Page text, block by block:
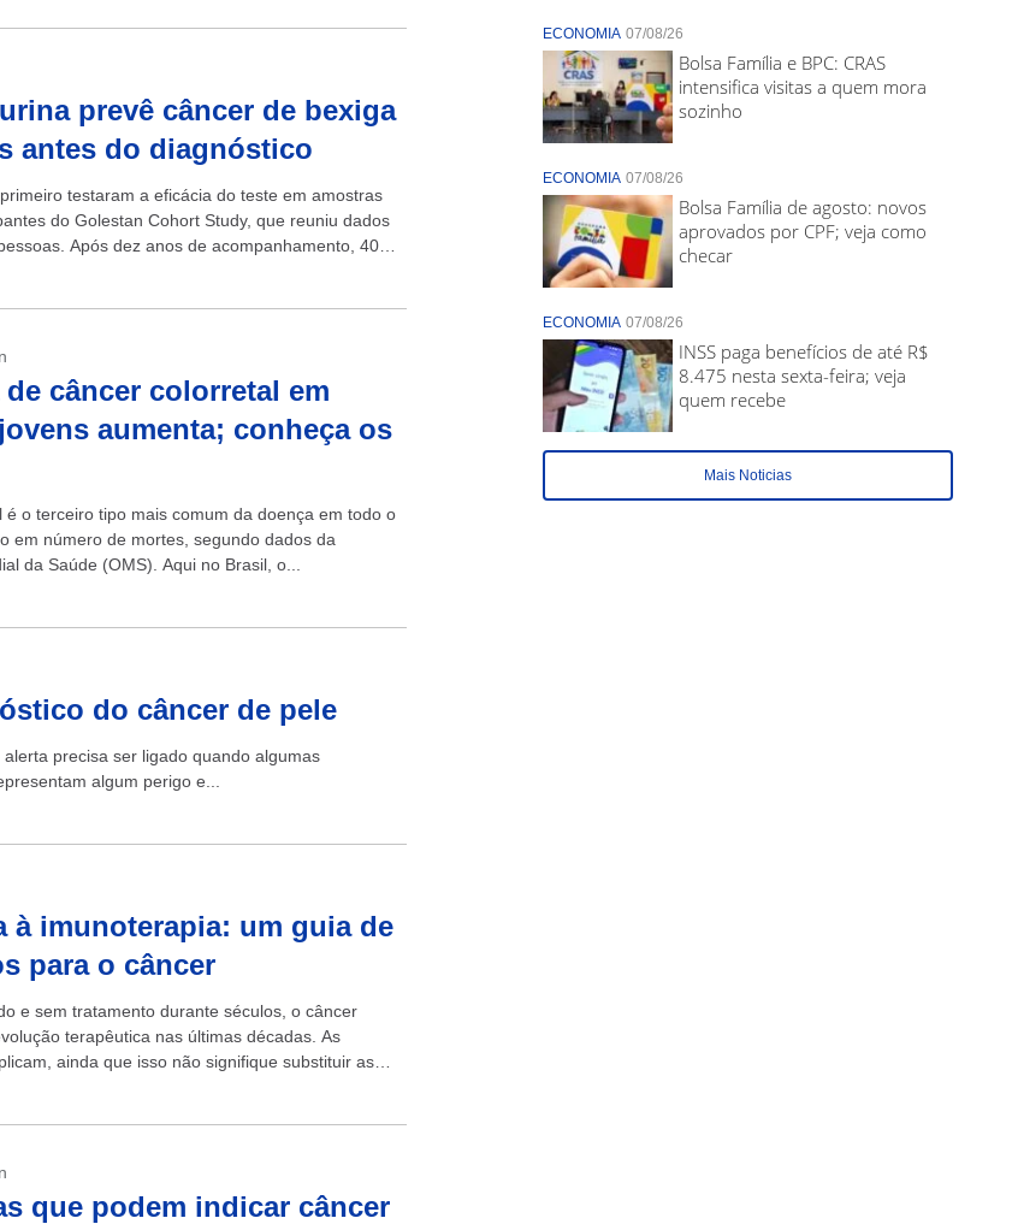
prevê câncer de bexiga
antes do diagnóstico
testaram a eficácia do teste em amostras
do Golestan Cohort Study, que reuniu dados
Após dez anos de acompanhamento, 40
câncer colorretal em
aumenta; conheça os
é o terceiro tipo mais comum da doença em todo o
em número de mortes, segundo dados da
da Saúde (OMS). Aqui no Brasil, o...
do câncer de pele
precisa ser ligado quando algumas
algum perigo e...
à imunoterapia: um guia de
para o câncer
e sem tratamento durante séculos, o câncer
terapêutica nas últimas décadas. As
ainda que isso não signifique substituir as
que podem indicar câncer
ECONOMIA 07/08/26
Bolsa Família e BPC: CRAS
intensifica visitas a quem mora
sozinho
ECONOMIA 07/08/26
Bolsa Família de agosto: novos
aprovados por CPF; veja como
checar
ECONOMIA 07/08/26
INSS paga benefícios de até R$
8.475 nesta sexta-feira; veja
quem recebe
Mais Noticias